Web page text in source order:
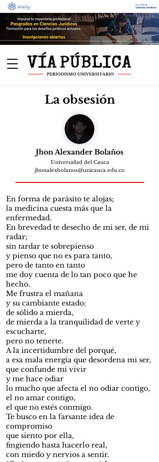
La obsesión
Jhon Alexander Bolaños
Universidad del Cauca
jhonalexbolanos@unicauca.edu.co
En forma de parásito te alojas;
la medicina cuesta más que la
enfermedad.
En brevedad te desecho de mi ser, de mi
radar;
sin tardar te sobrepienso
y pienso que no es para tanto,
pero de tanto en tanto
me doy cuenta de lo tan poco que he
hecho.
Me frustra el mañana
y su cambiante estado:
de sólido a mierda,
de mierda a la tranquilidad de verte y
escucharte,
pero no tenerte.
A la incertidumbre del porqué,
a esa mala energía que desordena mi ser,
que confunde mi vivir
y me hace odiar
lo mucho que afecta el no odiar contigo,
el no amar contigo,
el que no estés conmigo.
Te busco en la farsante idea de
compromiso
que siento por ella,
fingiendo hasta hacerlo real,
con miedo y nervios a sentir.